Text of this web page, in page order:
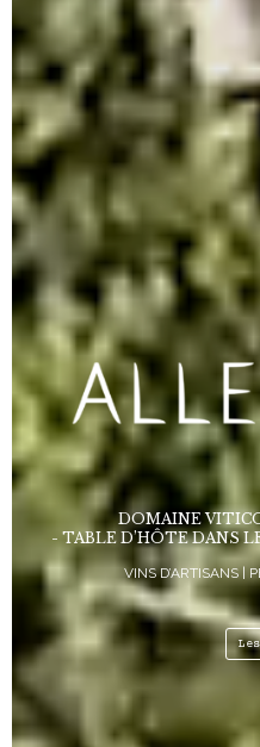
DOMAINE
- TABLE D’HÔTE DANS
VINS D’ARTISANS |